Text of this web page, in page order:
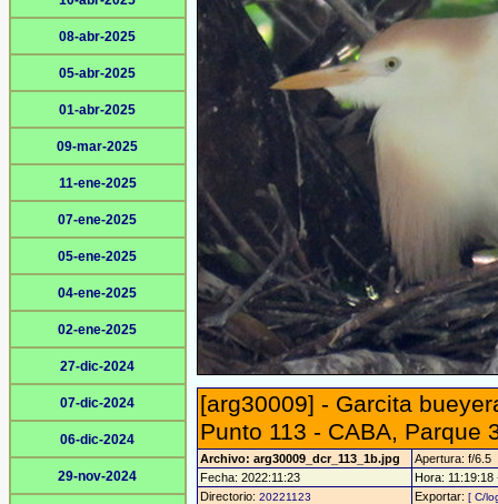
08-abr-2025
05-abr-2025
01-abr-2025
09-mar-2025
11-ene-2025
07-ene-2025
05-ene-2025
04-ene-2025
02-ene-2025
27-dic-2024
07-dic-2024
06-dic-2024
29-nov-2024
[arg30009] - Garcita
Punto 113 - CABA, Parque
Archivo: arg30009_dcr_113_1b.jpg
Apertura: f/6.5
Fecha: 2022:11:23
Hora:
Directorio: 20221123 Exportar: [ C/